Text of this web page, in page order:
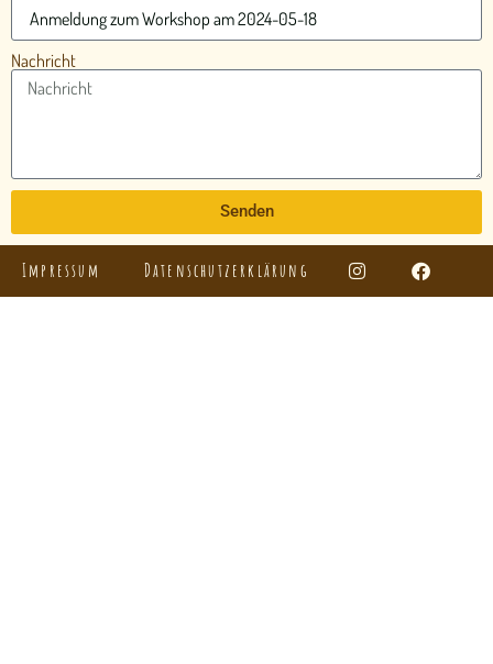
Nachricht
Senden
Impressum Datenschutzerklärung